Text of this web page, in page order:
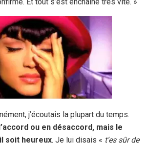
j’écoutais la plupart du temps.
ou en désaccord, mais le
soit heureux. Je lui disais « t’es sûr de